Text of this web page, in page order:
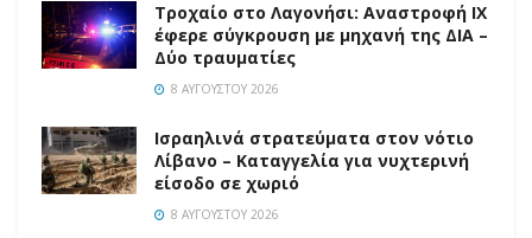
Τροχαίο στο Λαγονήσι: Αναστροφή ΙΧ
έφερε σύγκρουση με μηχανή της ΔΙΑ –
Δύο τραυματίες
8 ΑΥΓΟΎΣΤΟΥ 2026
Ισραηλινά στρατεύματα στον νότιο
Λίβανο – Καταγγελία για νυχτερινή
είσοδο σε χωριό
8 ΑΥΓΟΎΣΤΟΥ 2026